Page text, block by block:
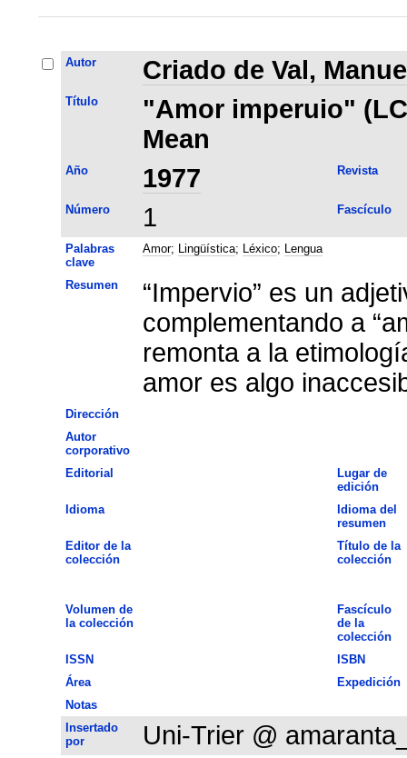
Autor Criado de Val,
Título
"Amor imperuio"
Mean
Año 1977 Revista
Número 1 Fascículo
Palabras
clave
Amor; Lingüística; Léxico; Lengua
Resumen
“Impervio” es un
complementando a
remonta a la
amor es algo
Dirección
Autor
corporativo
Editorial
Lugar de
edición
Idioma
Idioma del
resumen
Editor de la
colección
Título de la
colección
Volumen de
la colección
Fascículo
de la
colección
ISSN
ISBN
Área
Expedición
Notas
Insertado
por
Uni-Trier @